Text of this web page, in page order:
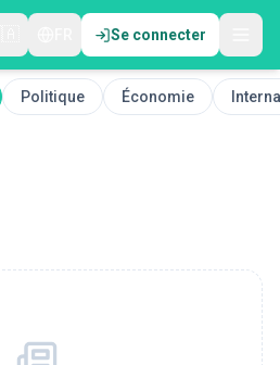
Se connecter
Politique Économie